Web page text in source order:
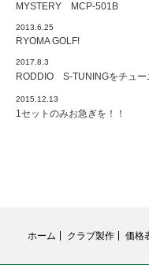
MYSTERY MCP-501B
2013.6.25
RYOMA GOLF!
2017.8.3
RODDIO S-TUNINGをチュー
2015.12.13
1セットのみお急ぎを！！
ホーム クラブ製作 価格